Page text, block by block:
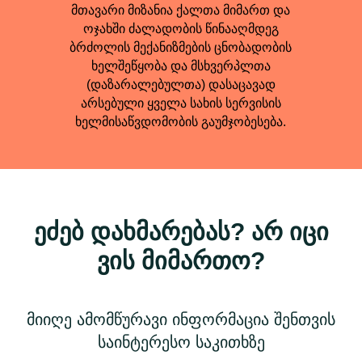
მთავარი მიზანია ქალთა მიმართ და
ოჯახში ძალადობის წინააღმდეგ
ბრძოლის მექანიზმების ცნობადობის
ხელშეწყობა და მსხვერპლთა
(დაზარალებულთა) დასაცავად
არსებული ყველა სახის სერვისის
ხელმისაწვდომობის გაუმჯობესება.
ეძებ დახმარებას? არ იცი
ვის მიმართო?
მიიღე ამომწურავი ინფორმაცია შენთვის
საინტერესო საკითხზე